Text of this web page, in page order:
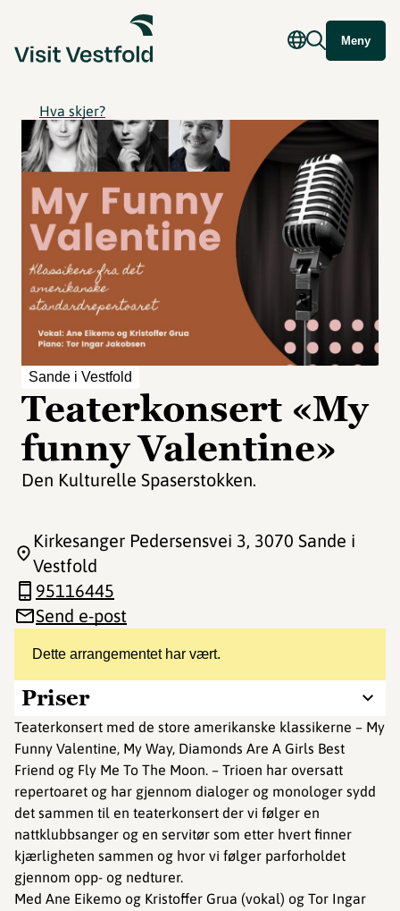
Meny
Hva skjer?
Sande i Vestfold
Teaterkonsert «My
funny Valentine»
Den Kulturelle Spaserstokken.
Dette arrangementet har vært.
Priser
Teaterkonsert med de store amerikanske klassikerne – My
Funny Valentine, My Way, Diamonds Are A Girls Best
Friend og Fly Me To The Moon. – Trioen har oversatt
repertoaret og har gjennom dialoger og monologer sydd
det sammen til en teaterkonsert der vi følger en
nattklubbsanger og en servitør som etter hvert finner
kjærligheten sammen og hvor vi følger parforholdet
gjennom opp- og nedturer.
Med Ane Eikemo og Kristoffer Grua (vokal) og Tor Ingar
Kirkesanger Pedersensvei 3, 3070 Sande i
Vestfold
95116445
Send e-post